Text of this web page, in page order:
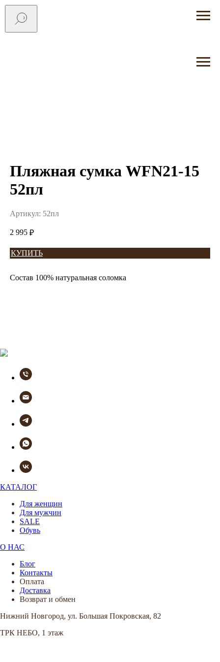
Пляжная сумка WFN21-15
52пл
Артикул: 52пл
2 995 ₽
КУПИТЬ
Состав 100% натуральная соломка
КАТАЛОГ
Для женщин
Для мужчин
SALE
Обувь
О НАС
Блог
Контакты
Оплата
Доставка
Возврат и обмен
Нижний Новгород, ул. Большая Покровская, 82
ТРК НЕБО, 1 этаж